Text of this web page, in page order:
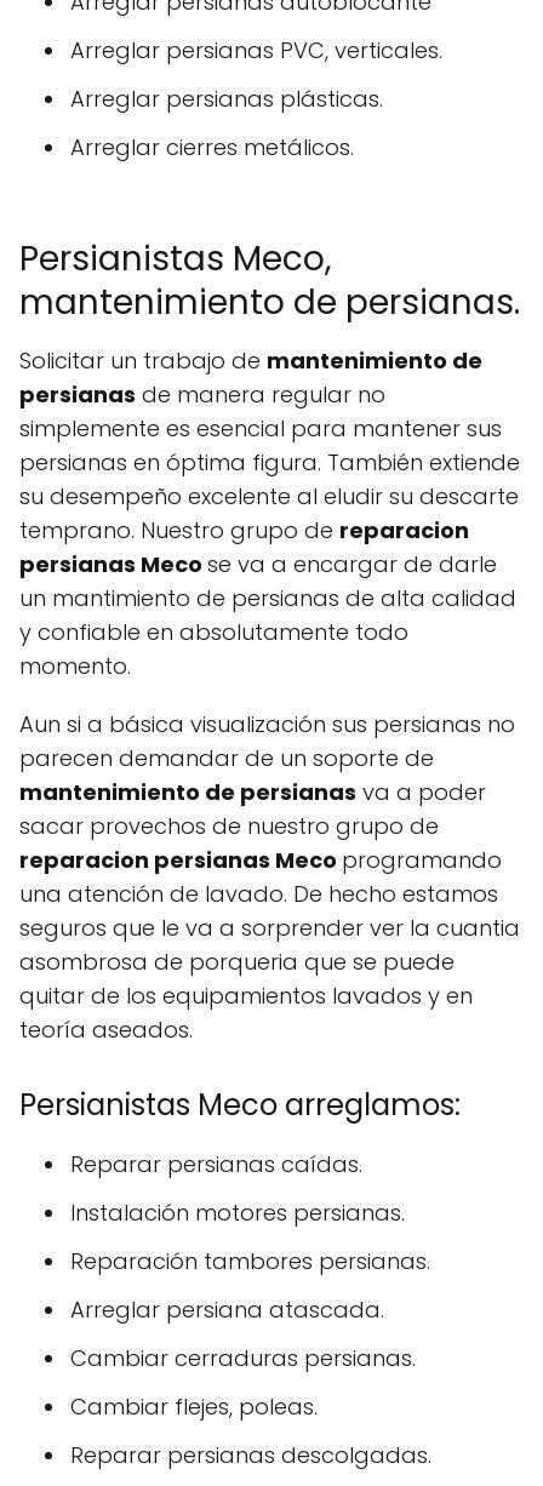
Arreglar persianas PVC, verticales.
Arreglar persianas plásticas.
Arreglar cierres metálicos.
Persianistas Meco,
mantenimiento de persianas.
Solicitar un trabajo de mantenimiento de
persianas de manera regular no
simplemente es esencial para mantener sus
persianas en óptima figura. También extiende
su desempeño excelente al eludir su descarte
temprano. Nuestro grupo de reparacion
persianas Meco se va a encargar de darle
un mantimiento de persianas de alta calidad
y confiable en absolutamente todo
momento.
Aun si a básica visualización sus persianas no
parecen demandar de un soporte de
mantenimiento de persianas va a poder
sacar provechos de nuestro grupo de
reparacion persianas Meco programando
una atención de lavado. De hecho estamos
seguros que le va a sorprender ver la cuantia
asombrosa de porqueria que se puede
quitar de los equipamientos lavados y en
teoría aseados.
Persianistas Meco arreglamos:
Reparar persianas caídas.
Instalación motores persianas.
Reparación tambores persianas.
Arreglar persiana atascada.
Cambiar cerraduras persianas.
Cambiar flejes, poleas.
Reparar persianas descolgadas.